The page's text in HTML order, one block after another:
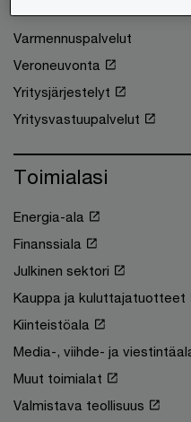
Varmennuspalvelut
Veroneuvonta
Yritysjärjestelyt
Yritysvastuupalvelut
Toimialasi
Energia-ala
Finanssiala
Julkinen sektori
Kauppa ja kuluttajatuotteet
Kiinteistöala
Media-, viihde- ja
Muut toimialat
Valmistava teollisuus